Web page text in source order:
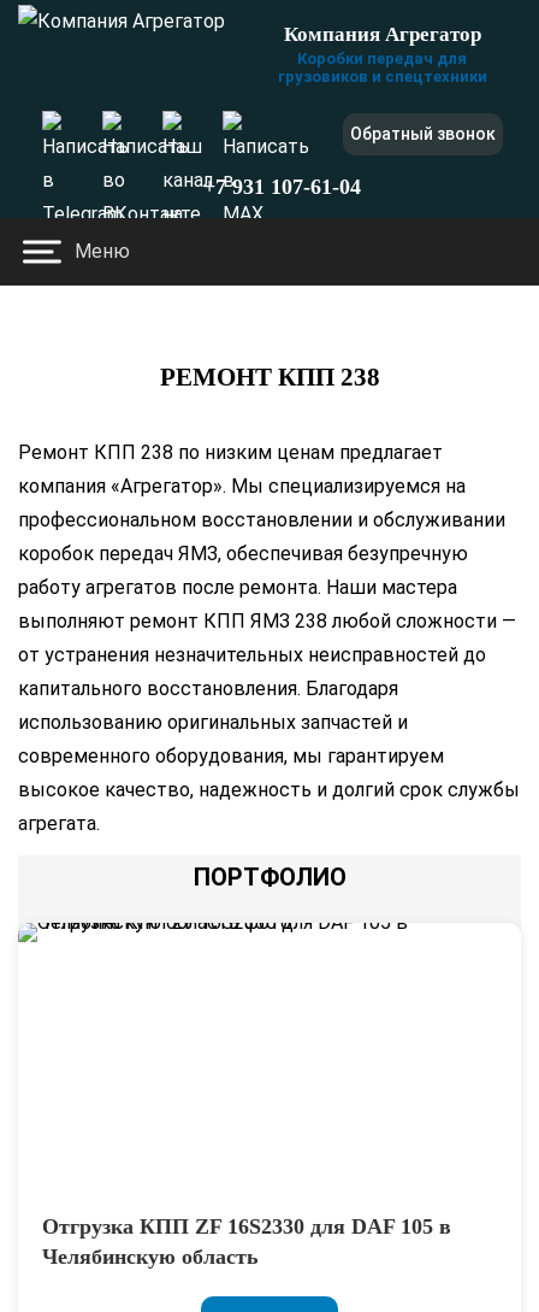
Компания Агрегатор
Коробки передач для
грузовиков и спецтехники
Обратный звонок
+7 931 107-61-04
Меню
РЕМОНТ КПП 238
Ремонт КПП 238 по низким ценам предлагает
компания «Агрегатор». Мы специализируемся на
профессиональном восстановлении и обслуживании
коробок передач ЯМЗ, обеспечивая безупречную
работу агрегатов после ремонта. Наши мастера
выполняют ремонт КПП ЯМЗ 238 любой сложности —
от устранения незначительных неисправностей до
капитального восстановления. Благодаря
использованию оригинальных запчастей и
современного оборудования, мы гарантируем
высокое качество, надежность и долгий срок службы
агрегата.
ПОРТФОЛИО
Отгрузка КПП ZF 16S2330 для DAF 105 в
Челябинскую область